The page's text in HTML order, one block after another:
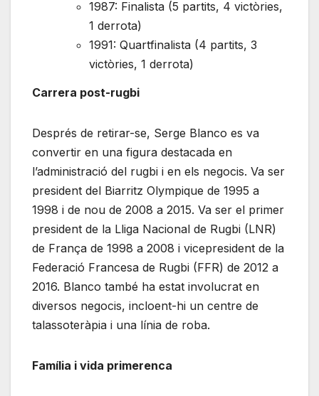
1987: Finalista (5 partits, 4 victòries,
1 derrota)
1991: Quartfinalista (4 partits, 3
victòries, 1 derrota)
Carrera post-rugbi
Després de retirar-se, Serge Blanco es va
convertir en una figura destacada en
l’administració del rugbi i en els negocis. Va ser
president del Biarritz Olympique de 1995 a
1998 i de nou de 2008 a 2015. Va ser el primer
president de la Lliga Nacional de Rugbi (LNR)
de França de 1998 a 2008 i vicepresident de la
Federació Francesa de Rugbi (FFR) de 2012 a
2016. Blanco també ha estat involucrat en
diversos negocis, incloent-hi un centre de
talassoteràpia i una línia de roba.
Família i vida primerenca